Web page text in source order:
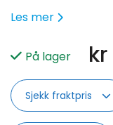
Les mer
På lager kr
Sjekk fraktpris